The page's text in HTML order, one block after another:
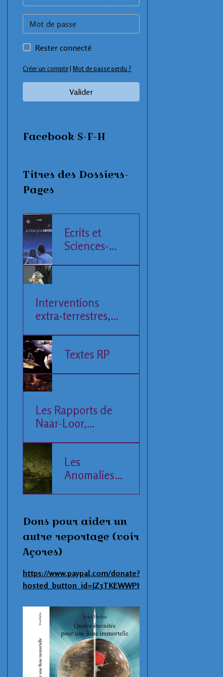
Rester connecté
Créer un compte| Mot de passe perdu ?
Valider
Facebook S-F-H
Titres des Dossiers-
Pages
Ecrits et
Sciences-
Interventions
extra-terrestres,
Economie
Textes RP
Les Rapports de
Naar-Loor,
Les
Anomalies
Dons pour aider un
autre reportage (voir
Açores)
https://www.paypal.com/donate?
hosted_button_id=JZ3TKEWWPHNAS